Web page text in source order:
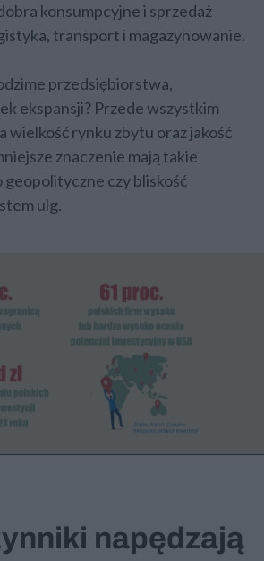
konsumpcyjne i sprzedaż
transport i magazynowanie.
przedsiębiorstwa,
ekspansji? Przede wszystkim
wielkość rynku zbytu oraz jakość
znaczenie mają takie
czy bliskość
ulg.
napędzają